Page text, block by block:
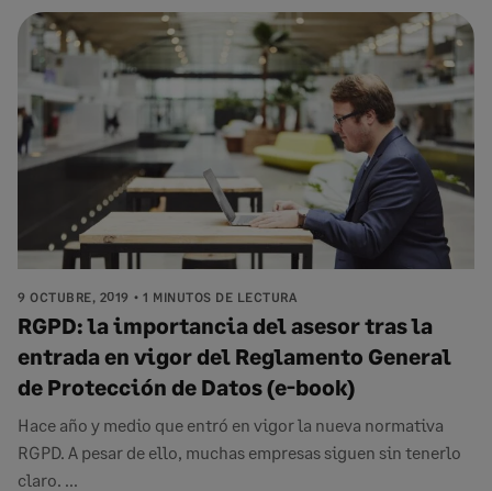
9 OCTUBRE, 2019 1 MINUTOS DE LECTURA
RGPD: la importancia del asesor tras la
entrada en vigor del Reglamento General
de Protección de Datos (e-book)
Hace año y medio que entró en vigor la nueva normativa
RGPD. A pesar de ello, muchas empresas siguen sin tenerlo
claro. ...